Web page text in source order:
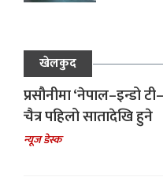
खेलकुद
प्रसौनीमा ‘नेपाल–इन्डो
चैत्र पहिलो सातादेखि हुने
न्यूज डेस्क